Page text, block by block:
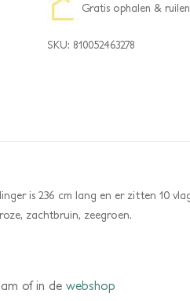
Gratis ophalen &
SKU: 810052463278
is 236 cm lang en er zitten 10
zachtbruin, zeegroen.
of in de webshop